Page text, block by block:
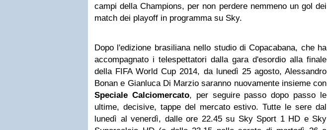
campi della Champions, per non perdere nemmeno un gol dei
match dei playoff in programma su Sky.
Dopo l'edizione brasiliana nello studio di Copacabana, che ha
accompagnato i telespettatori dalla gara d'esordio alla finale
della FIFA World Cup 2014, da lunedì 25 agosto, Alessandro
Bonan e Gianluca Di Marzio saranno nuovamente insieme con
Speciale Calciomercato, per seguire passo dopo passo le
ultime, decisive, tappe del mercato estivo. Tutte le sere dal
lunedì al venerdì, dalle ore 22.45 su Sky Sport 1 HD e Sky